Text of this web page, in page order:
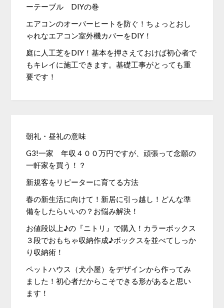
ーテーブル DIYの巻
エアコンのオーバーヒートを防ぐ！ちょっとおし
ゃれなエアコン室外機カバーをDIY！
庭に人工芝をDIY！基本を押さえておけば初心者で
もキレイに施工できます。基礎工事がとっても重
要です！
朝礼・昼礼の意味
G3!一家 年収４００万円ですが、頑張って念願の
一軒家を買う！？
新規客をリピーターに育てる方法
春の新生活に向けて！新居に引っ越し！どんな準
備をしたらいいの？お悩み解決！
お値段以上♪の『ニトリ』で購入！カラーボックス
３段でおもちゃ収納作成♪ボックスを並べてしっか
り収納術！
ペットハウス（犬小屋）をデザインから作ってみ
ました！初心者だからこそできる形があると思い
ます！